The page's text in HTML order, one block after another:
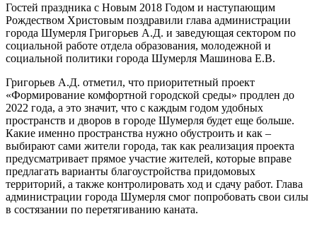
Гостей праздника с Новым 2018 Годом и наступающим
Рождеством Христовым поздравили глава администрации
города Шумерля Григорьев А.Д. и заведующая сектором по
социальной работе отдела образования, молодежной и
социальной политики города Шумерля Машинова Е.В.
Григорьев А.Д. отметил, что приоритетный проект
«Формирование комфортной городской среды» продлен до
2022 года, а это значит, что с каждым годом удобных
пространств и дворов в городе Шумерля будет еще больше.
Какие именно пространства нужно обустроить и как –
выбирают сами жители города, так как реализация проекта
предусматривает прямое участие жителей, которые вправе
предлагать варианты благоустройства придомовых
территорий, а также контролировать ход и сдачу работ. Глава
администрации города Шумерля смог попробовать свои силы
в состязании по перетягиванию каната.